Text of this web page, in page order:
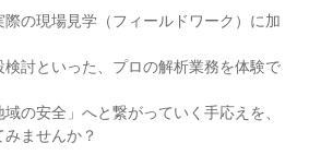
の現場見学（フィールドワーク）に加
討といった、プロの解析業務を体験で
域の安全」へと繋がっていく手応えを、
ませんか？